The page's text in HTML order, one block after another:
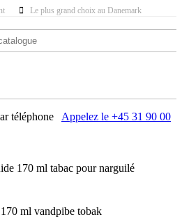
Le plus grand choix au Danemark
téléphone
Appelez le +45 31 90 00
170 ml tabac pour narguilé